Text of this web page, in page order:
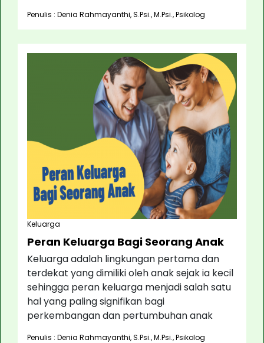
Penulis : Denia Rahmayanthi, S.Psi., M.Psi., Psikolog
Keluarga
Peran Keluarga Bagi Seorang Anak
Keluarga adalah lingkungan pertama dan
terdekat yang dimiliki oleh anak sejak ia kecil
sehingga peran keluarga menjadi salah satu
hal yang paling signifikan bagi
perkembangan dan pertumbuhan anak
Penulis : Denia Rahmayanthi, S.Psi., M.Psi., Psikolog